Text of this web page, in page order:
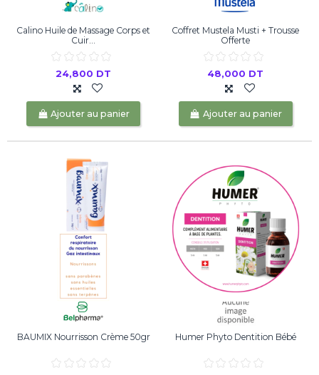
Calino Huile de Massage Corps et
Cuir...
24,800 DT
Ajouter au panier
Coffret Mustela Musti + Trousse
Offerte
48,000 DT
Ajouter au panier
BAUMIX Nourrisson Crème 50gr Humer Phyto Dentition Bébé